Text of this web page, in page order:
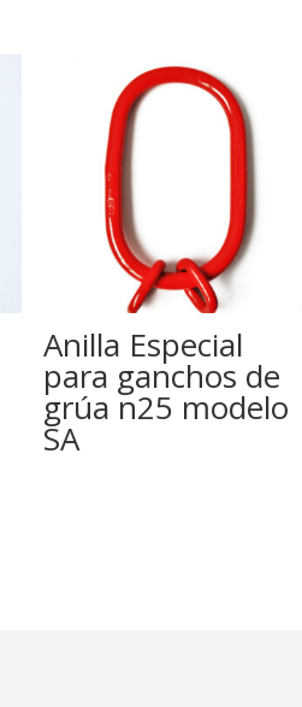
Anilla Especial
para ganchos de
grúa n25 modelo
SA